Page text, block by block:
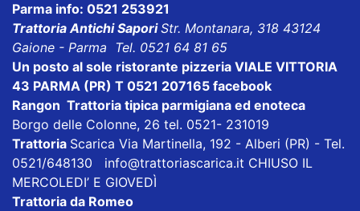
Parma info: 0521 253921
Trattoria Antichi SaporiStr. Montanara, 318 43124
Gaione - Parma Tel. 0521 64 81 65
Un posto al sole ristorante pizzeria VIALE VITTORIA
43 PARMA (PR) T 0521 207165 facebook
Rangon Trattoria tipica parmigiana ed enoteca
Borgo delle Colonne, 26 tel. 0521- 231019
Trattoria Scarica Via Martinella, 192 - Alberi (PR) - Tel.
0521/648130 info@trattoriascarica.it CHIUSO IL
MERCOLEDI’ E GIOVEDÌ
Trattoria da Romeo